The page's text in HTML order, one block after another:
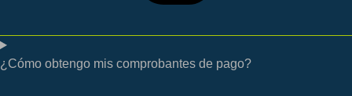
¿Cómo obtengo mis comprobantes de pago?